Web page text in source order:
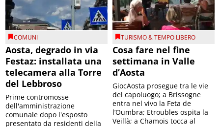
COMUNI
Aosta, degrado in via
Festaz: installata una
telecamera alla Torre
del Lebbroso
Prime contromosse
dell'amministrazione
comunale dopo l'esposto
presentato da residenti della
TURISMO & TEMPO LIBERO
Cosa fare nel fine
settimana in Valle
d’Aosta
GiocAosta prosegue tra le vie
del capoluogo; a Brissogne
entra nel vivo la Feta de
l’Oumbra; Etroubles ospita la
Veillà; a Chamois tocca al